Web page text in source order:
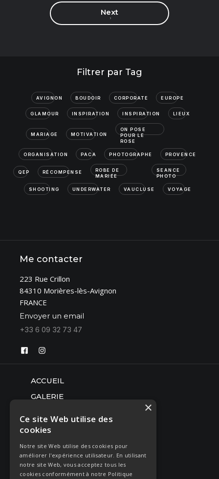
Next
Filtrer par Tag
AVIGNON BOUDOIR CORPORATE EUROPE
GLAMOUR INSPIRATION INSPIRATION LIEUX
MARIAGE MOTIVATION
ON POSE
POUR LE
ROSE
ORGANISATION PACA PHOTOGRAPHE PROVENCE
QEP RÉCOMPENSE
ROBE DE
MARIÉE
SEANCE
PHOTO
SHOOTING UNDERWATER VAUCLUSE VOYAGE
Me contacter
223 Rue Crillon
84310 Morières-lès-Avignon
FRANCE
Envoyer un email
+33 6 09 32 73 47
ACCUEIL
GALERIE
MARIAGE
BOUDOIR GLAMOUR
CORPORATE
PHOTOS D'IDENTITÉ
Ce site Web utilise des
cookies
Notre site Web utilise des cookies pour
améliorer l'expérience utilisateur. En utilisant
notre site Web, vous acceptez tous les
cookies conformément à notre Politique
×